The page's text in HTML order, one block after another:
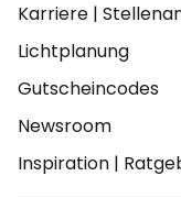
Karriere |
Lichtplanung
Gutscheincodes
Newsroom
Inspiration |